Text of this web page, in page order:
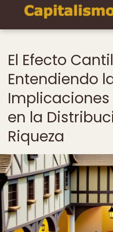
El Efecto
Entendiendo
en la
Riqueza